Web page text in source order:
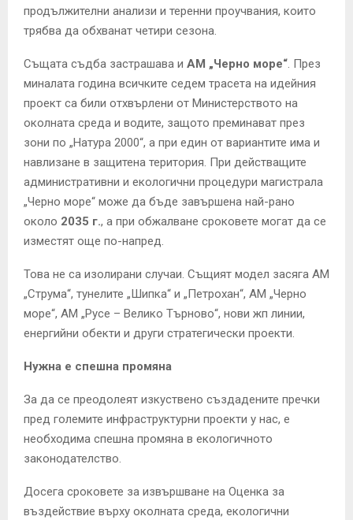
продължителни анализи и теренни проучвания, които
трябва да обхванат четири сезона.
Същата съдба застрашава и АМ „Черно море“. През
миналата година всичките седем трасета на идейния
проект са били отхвърлени от Министерството на
околната среда и водите, защото преминават през
зони по „Натура 2000“, а при един от вариантите има и
навлизане в защитена територия. При действащите
административни и екологични процедури магистрала
„Черно море“ може да бъде завършена най-рано
около 2035 г., а при обжалване сроковете могат да се
изместят още по-напред.
Това не са изолирани случаи. Същият модел засяга АМ
„Струма“, тунелите „Шипка“ и „Петрохан“, АМ „Черно
море“, АМ „Русе – Велико Търново“, нови жп линии,
енергийни обекти и други стратегически проекти.
Нужна е спешна промяна
За да се преодолеят изкуствено създадените пречки
пред големите инфраструктурни проекти у нас, е
необходима спешна промяна в екологичното
законодателство.
Досега сроковете за извършване на Оценка за
въздействие върху околната среда, екологични